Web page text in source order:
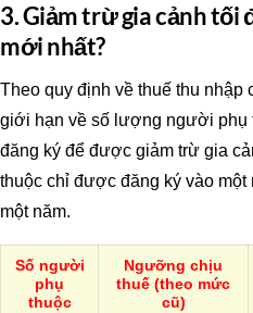
3. Giảm trừ gia cảnh tối
mới nhất?
Theo quy định về thuế thu nhập
giới hạn về số lượng người phụ
đăng ký để được giảm trừ gia
thuộc chỉ được đăng ký vào
một năm.
Số người
phụ
thuộc
Ngưỡng chịu
thuế (theo mức
cũ)